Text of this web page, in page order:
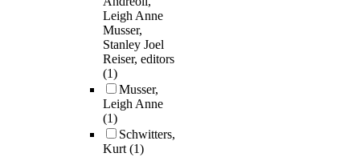
Leigh Anne
Musser,
Stanley Joel
Reiser, editors
(1)
Musser,
Leigh Anne
(1)
Schwitters,
Kurt(1)